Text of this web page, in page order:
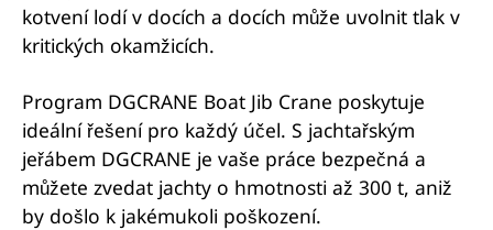
kotvení lodí v docích a docích může uvolnit tlak v
kritických okamžicích.
Program DGCRANE Boat Jib Crane poskytuje
ideální řešení pro každý účel. S jachtařským
jeřábem DGCRANE je vaše práce bezpečná a
můžete zvedat jachty o hmotnosti až 300 t, aniž
by došlo k jakémukoli poškození.